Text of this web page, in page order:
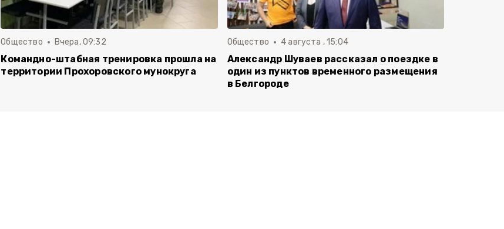
Общество Вчера, 09:32
Командно-штабная тренировка прошла на
территории Прохоровского мунокруга
Общество 4 августа , 15:04
Александр Шуваев рассказал о поездке в
один из пунктов временного размещения
в Белгороде